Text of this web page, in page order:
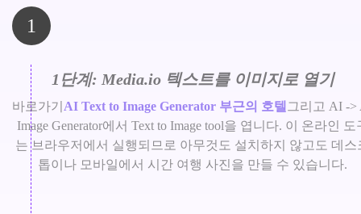
1
1단계: Media.io 텍스트를 이미지로 열기
바로가기 AI Text to Image Generator 부근의 호텔 그리고 AI ->
Image Generator에서 Text to Image tool을 엽니다. 이 온라인 도
는 브라우저에서 실행되므로 아무것도 설치하지 않고도 데스
톱이나 모바일에서 시간 여행 사진을 만들 수 있습니다.